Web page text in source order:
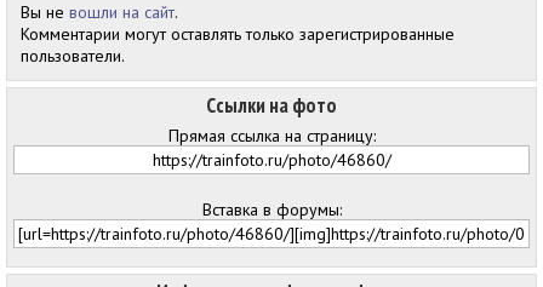
Ссылки на фото
Прямая ссылка на страницу:
Вставка в форумы:
Вы не вошли на сайт.
Комментарии могут оставлять только зарегистрированные
пользователи.